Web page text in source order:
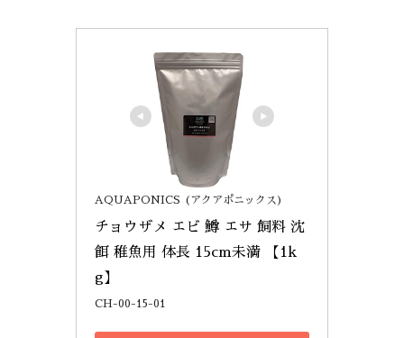
AQUAPONICS (アクアポニックス)
チョウザメ エビ 鱒 エサ 飼料 沈
餌 稚魚用 体長 15cm未満 【1k
g】
CH-00-15-01